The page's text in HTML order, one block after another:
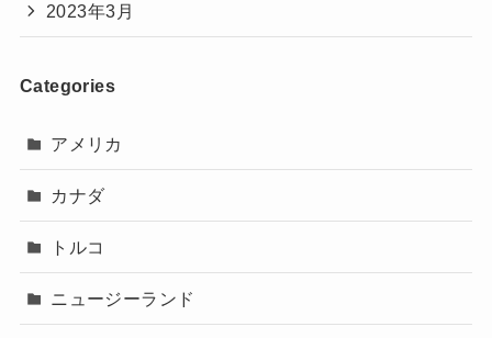
2023年3月
Categories
アメリカ
カナダ
トルコ
ニュージーランド